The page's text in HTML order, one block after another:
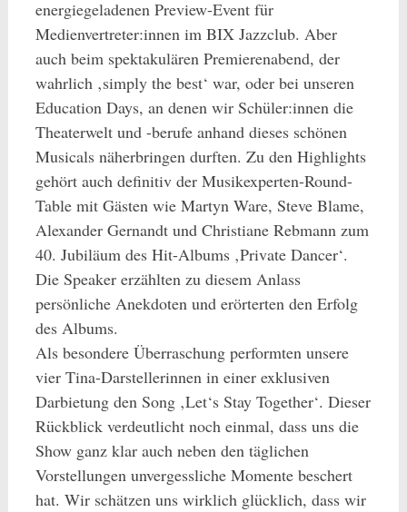
energiegeladenen Preview-Event für
Medienvertreter:innen im BIX Jazzclub. Aber
auch beim spektakulären Premierenabend, der
wahrlich ‚simply the best‘ war, oder bei unseren
Education Days, an denen wir Schüler:innen die
Theaterwelt und -berufe anhand dieses schönen
Musicals näherbringen durften. Zu den Highlights
gehört auch definitiv der Musikexperten-Round-
Table mit Gästen wie Martyn Ware, Steve Blame,
Alexander Gernandt und Christiane Rebmann zum
40. Jubiläum des Hit-Albums ‚Private Dancer‘.
Die Speaker erzählten zu diesem Anlass
persönliche Anekdoten und erörterten den Erfolg
des Albums.
Als besondere Überraschung performten unsere
vier Tina-Darstellerinnen in einer exklusiven
Darbietung den Song ‚Let‘s Stay Together‘. Dieser
Rückblick verdeutlicht noch einmal, dass uns die
Show ganz klar auch neben den täglichen
Vorstellungen unvergessliche Momente beschert
hat. Wir schätzen uns wirklich glücklich, dass wir